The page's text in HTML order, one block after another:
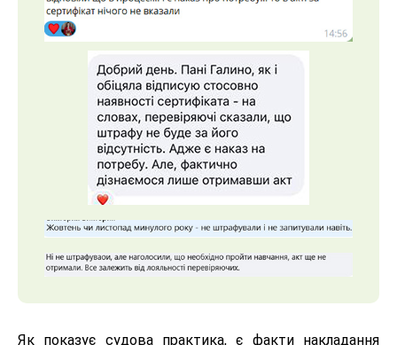
Як показує судова практика, є факти накладання